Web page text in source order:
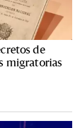
de
migratorias